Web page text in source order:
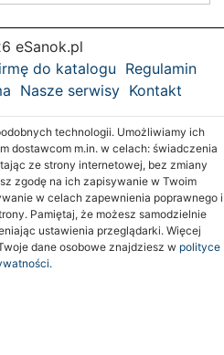
eSanok.pl
do katalogu Regulamin
Nasze serwisy Kontakt
technologii. Umożliwiamy ich
dostawcom m.in. w celach: świadczenia
ze strony internetowej, bez zmiany
zgodę na ich zapisywanie w Twoim
w celach zapewnienia poprawnego i
Pamiętaj, że możesz samodzielnie
ustawienia przeglądarki. Więcej
dane osobowe znajdziesz w polityce